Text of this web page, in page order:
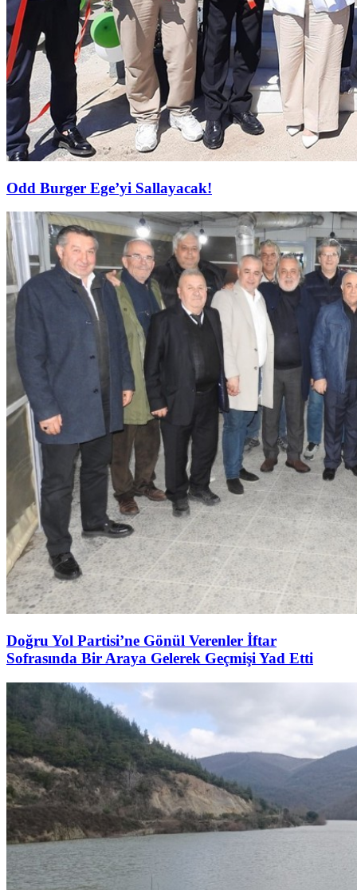
Odd Burger Ege’yi Sallayacak!
Doğru Yol Partisi’ne Gönül Verenler İftar
Sofrasında Bir Araya Gelerek Geçmişi Yad Etti